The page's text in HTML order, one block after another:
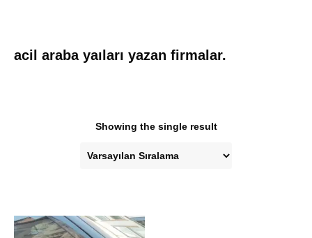
acil araba yaıları yazan firmalar.
Showing the single result